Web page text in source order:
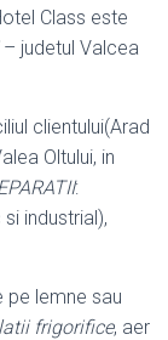
Class este
– judetul Valcea
clientului(Arad
Oltului, in
:
industrial),
pe lemne sau
frigorifice, aer